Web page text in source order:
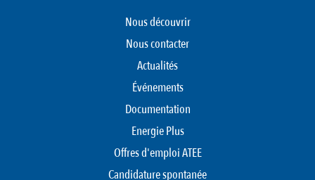
Nous découvrir
Nous contacter
Actualités
Événements
Documentation
Energie Plus
Offres d'emploi ATEE
Candidature spontanée